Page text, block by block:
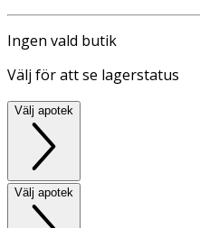
Ingen vald butik
Välj för att se lagerstatus
Välj apotek
Välj apotek